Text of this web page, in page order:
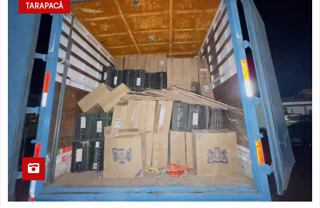
TARAPACÁ